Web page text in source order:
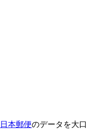
日本郵便のデータを大口